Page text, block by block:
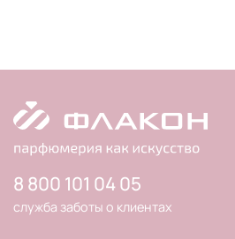
8 800 101 04 05
служба заботы о клиентах